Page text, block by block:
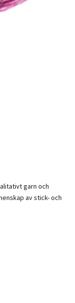
garn och
av stick- och